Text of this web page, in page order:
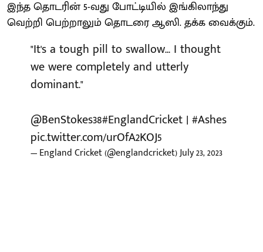
இந்த தொடரின் 5-வது போட்டியில் இங்கிலாந்து
வெற்றி பெற்றாலும் தொடரை ஆஸி. தக்க வைக்கும்.
"It's a tough pill to swallow... I thought
we were completely and utterly
dominant."
@BenStokes38#EnglandCricket | #Ashes
pic.twitter.com/urOfA2KOJ5
— England Cricket (@englandcricket)July 23, 2023